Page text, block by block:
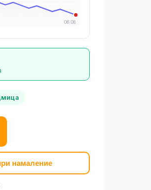
06.08
намаление